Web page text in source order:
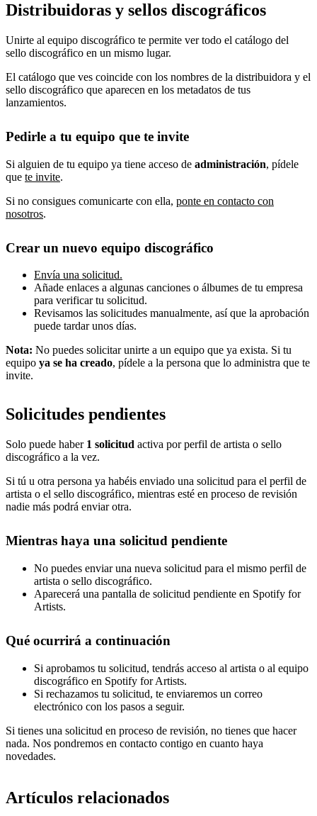
Distribuidoras y sellos discográficos
Unirte al equipo discográfico te permite ver todo el catálogo del
sello discográfico en un mismo lugar.
El catálogo que ves coincide con los nombres de la distribuidora y el
sello discográfico que aparecen en los metadatos de tus
lanzamientos.
Pedirle a tu equipo que te invite
Si alguien de tu equipo ya tiene acceso de administración, pídele
que te invite.
Si no consigues comunicarte con ella, ponte en contacto con
nosotros.
Crear un nuevo equipo discográfico
Envía una solicitud.
Añade enlaces a algunas canciones o álbumes de tu empresa
para verificar tu solicitud.
Revisamos las solicitudes manualmente, así que la aprobación
puede tardar unos días.
Nota: No puedes solicitar unirte a un equipo que ya exista. Si tu
equipo ya se ha creado, pídele a la persona que lo administra que te
invite.
Solicitudes pendientes
Solo puede haber 1 solicitud activa por perfil de artista o sello
discográfico a la vez.
Si tú u otra persona ya habéis enviado una solicitud para el perfil de
artista o el sello discográfico, mientras esté en proceso de revisión
nadie más podrá enviar otra.
Mientras haya una solicitud pendiente
No puedes enviar una nueva solicitud para el mismo perfil de
artista o sello discográfico.
Aparecerá una pantalla de solicitud pendiente en Spotify for
Artists.
Qué ocurrirá a continuación
Si aprobamos tu solicitud, tendrás acceso al artista o al equipo
discográfico en Spotify for Artists.
Si rechazamos tu solicitud, te enviaremos un correo
electrónico con los pasos a seguir.
Si tienes una solicitud en proceso de revisión, no tienes que hacer
nada. Nos pondremos en contacto contigo en cuanto haya
novedades.
Artículos relacionados